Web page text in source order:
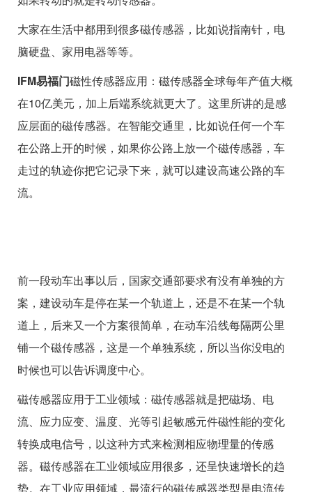
大家在生活中都用到很多磁传感器，比如说指南针，电
脑硬盘、家用电器等等。
IFM易福门磁性传感器应用：磁传感器全球每年产值大概
在10亿美元，加上后端系统就更大了。这里所讲的是感
应层面的磁传感器。在智能交通里，比如说任何一个车
在公路上开的时候，如果你公路上放一个磁传感器，车
走过的轨迹你把它记录下来，就可以建设高速公路的车
流。
前一段动车出事以后，国家交通部要求有没有单独的方
案，建设动车是停在某一个轨道上，还是不在某一个轨
道上，后来又一个方案很简单，在动车沿线每隔两公里
铺一个磁传感器，这是一个单独系统，所以当你没电的
时候也可以告诉调度中心。
磁传感器应用于工业领域：磁传感器就是把磁场、电
流、应力应变、温度、光等引起敏感元件磁性能的变化
转换成电信号，以这种方式来检测相应物理量的传感
器。磁传感器在工业领域应用很多，还呈快速增长的趋
势。在工业应用领域，最流行的磁传感器类型是电流传